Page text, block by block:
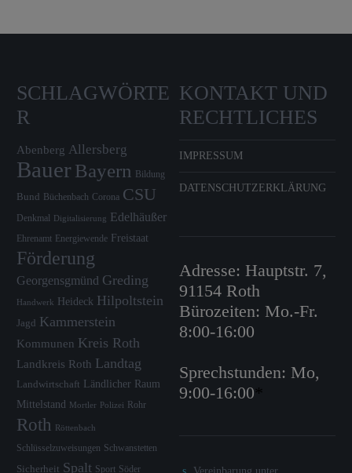
SCHLAGWÖRTE
R
Abenberg Allersberg
Bauer Bayern Bildung
Bund Büchenbach Corona CSU
Denkmal Digitalisierung Edelhäußer
Ehrenamt Energiewende Freistaat
Förderung
Georgensgmünd Greding
Handwerk Heideck Hilpoltstein
Jagd Kammerstein
Kommunen Kreis Roth
Landkreis Roth Landtag
Landwirtschaft Ländlicher Raum
Mittelstand Mortler Polizei Rohr
Roth Röttenbach
Schlüsselzuweisungen Schwanstetten
Sicherheit Spalt Sport Söder
KONTAKT UND
RECHTLICHES
IMPRESSUM
DATENSCHUTZERKLÄRUNG
Adresse: Hauptstr. 7,
91154 Roth
Bürozeiten: Mo.-Fr.
8:00-16:00
Sprechstunden: Mo,
9:00-16:00*